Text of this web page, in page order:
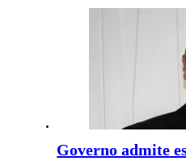
Governo admite